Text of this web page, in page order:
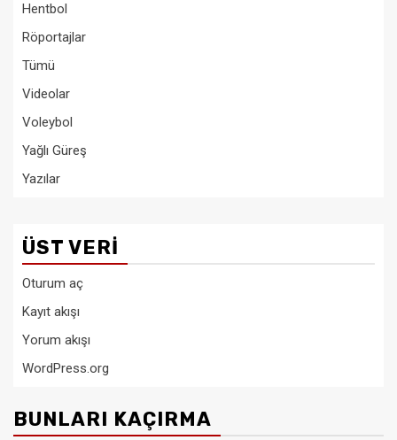
Hentbol
Röportajlar
Tümü
Videolar
Voleybol
Yağlı Güreş
Yazılar
ÜST VERI
Oturum aç
Kayıt akışı
Yorum akışı
WordPress.org
BUNLARI KAÇIRMA